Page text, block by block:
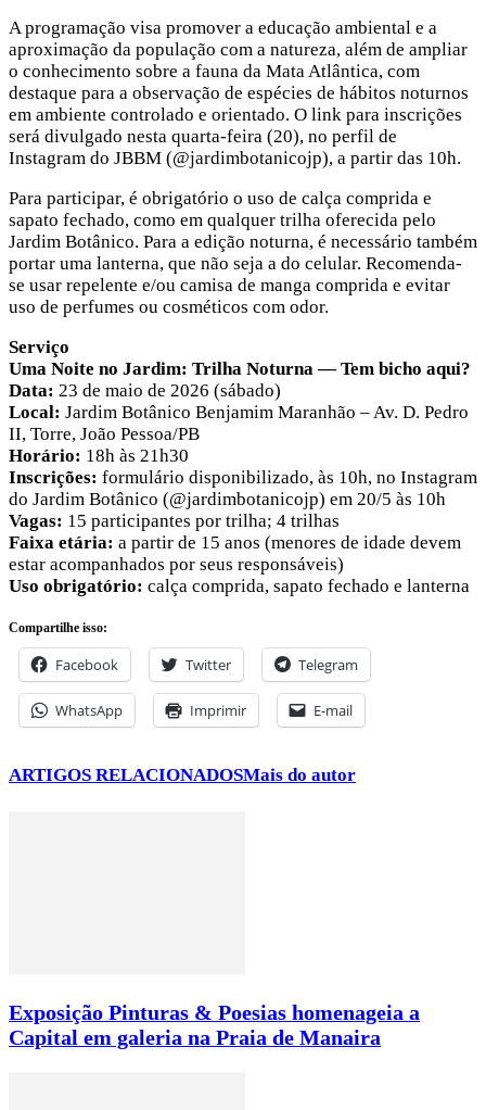
A programação visa promover a educação ambiental e a
aproximação da população com a natureza, além de ampliar
o conhecimento sobre a fauna da Mata Atlântica, com
destaque para a observação de espécies de hábitos noturnos
em ambiente controlado e orientado. O link para inscrições
será divulgado nesta quarta-feira (20), no perfil de
Instagram do JBBM (@jardimbotanicojp), a partir das 10h.
Para participar, é obrigatório o uso de calça comprida e
sapato fechado, como em qualquer trilha oferecida pelo
Jardim Botânico. Para a edição noturna, é necessário também
portar uma lanterna, que não seja a do celular. Recomenda-
se usar repelente e/ou camisa de manga comprida e evitar
uso de perfumes ou cosméticos com odor.
Serviço
Uma Noite no Jardim: Trilha Noturna ― Tem bicho aqui?
Data: 23 de maio de 2026 (sábado)
Local: Jardim Botânico Benjamim Maranhão – Av. D. Pedro
II, Torre, João Pessoa/PB
Horário: 18h às 21h30
Inscrições: formulário disponibilizado, às 10h, no Instagram
do Jardim Botânico (@jardimbotanicojp) em 20/5 às 10h
Vagas: 15 participantes por trilha; 4 trilhas
Faixa etária: a partir de 15 anos (menores de idade devem
estar acompanhados por seus responsáveis)
Uso obrigatório: calça comprida, sapato fechado e lanterna
Compartilhe isso:
Facebook Twitter Telegram
WhatsApp Imprimir E-mail
ARTIGOS RELACIONADOSMais do autor
Exposição Pinturas & Poesias homenageia a
Capital em galeria na Praia de Manaira